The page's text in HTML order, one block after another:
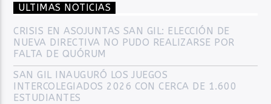
ULTIMAS NOTICIAS
CRISIS EN ASOJUNTAS SAN GIL: ELECCIÓN DE
NUEVA DIRECTIVA NO PUDO REALIZARSE POR
FALTA DE QUÓRUM
SAN GIL INAUGURÓ LOS JUEGOS
INTERCOLEGIADOS 2026 CON CERCA DE 1.600
ESTUDIANTES